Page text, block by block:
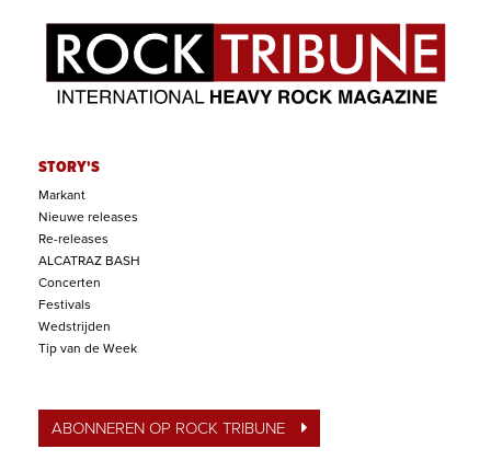
STORY'S
Markant
Nieuwe releases
Re-releases
ALCATRAZ BASH
Concerten
Festivals
Wedstrijden
Tip van de Week
ABONNEREN OP ROCK TRIBUNE